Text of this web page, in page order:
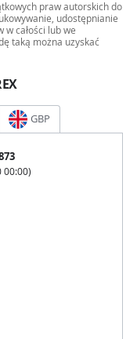
praw autorskich do
udostępnianie
całości lub we
taką można uzyskać
GBP
00:00)